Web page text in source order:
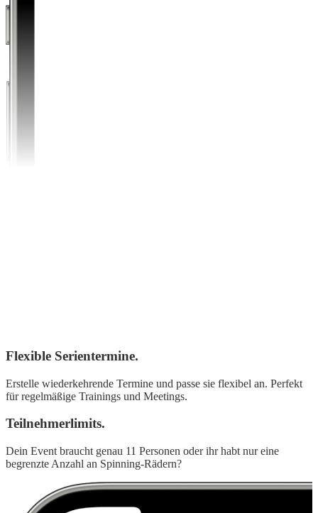
Flexible Serientermine.
Erstelle wiederkehrende Termine und passe sie flexibel an. Perfekt
für regelmäßige Trainings und Meetings.
Teilnehmerlimits.
Dein Event braucht genau 11 Personen oder ihr habt nur eine
begrenzte Anzahl an Spinning-Rädern?